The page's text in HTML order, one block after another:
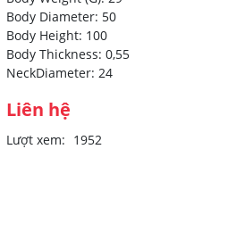
Body Diameter: 50
Body Height: 100
Body Thickness: 0,55
NeckDiameter: 24
Liên hệ
Lượt xem: 1952